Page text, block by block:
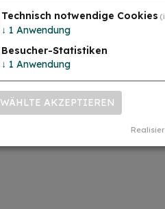
Technisch notwendige Cookies
↓ 1 Anwendung
Besucher-Statistiken
↓ 1 Anwendung
AKZEPTIEREN